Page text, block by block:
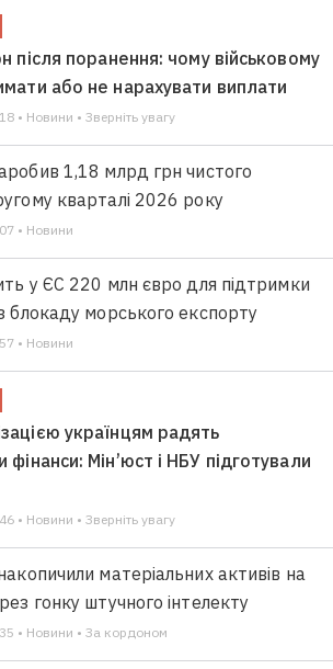
після поранення: чому військовому
або не нарахувати виплати
• Новини • Зверніть увагу
1,18 млрд грн чистого
кварталі 2026 року
• Новини
у ЄС 220 млн євро для підтримки
блокаду морського експорту
• Новини
українцям радять
фінанси: Мін’юст і НБУ підготували
• Новини • Зверніть увагу
матеріальних активів на
гонку штучного інтелекту
• Новини • За кордоном